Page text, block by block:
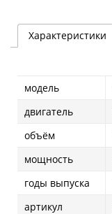
Характеристики
модель
двигатель
объём
мощность
годы выпуска
артикул